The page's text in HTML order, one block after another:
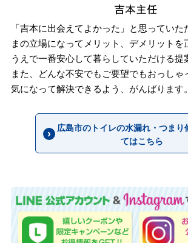
「吉本に出会えてよかった」と思っていた
まの立場になってメリット、デメリットを
うえで一番安心して暮らしていただける提
また、どんな不安でもご要望でもおっしゃ
気になって解決できるよう、がんばります。
広島市のトイレの水漏れ・つまり
てはこちら